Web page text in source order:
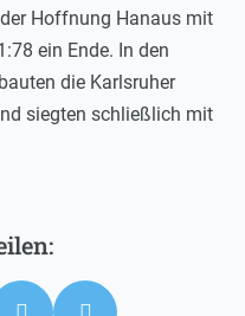
Hoffnung Hanaus mit
ein Ende. In den
die Karlsruher
siegten schließlich mit